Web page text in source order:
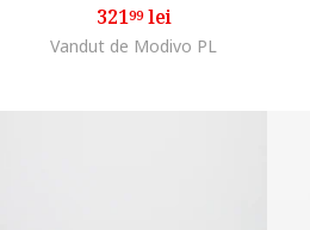
32199lei
Vandut de Modivo PL